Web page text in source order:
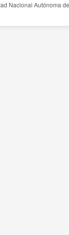
Nacional Autónoma